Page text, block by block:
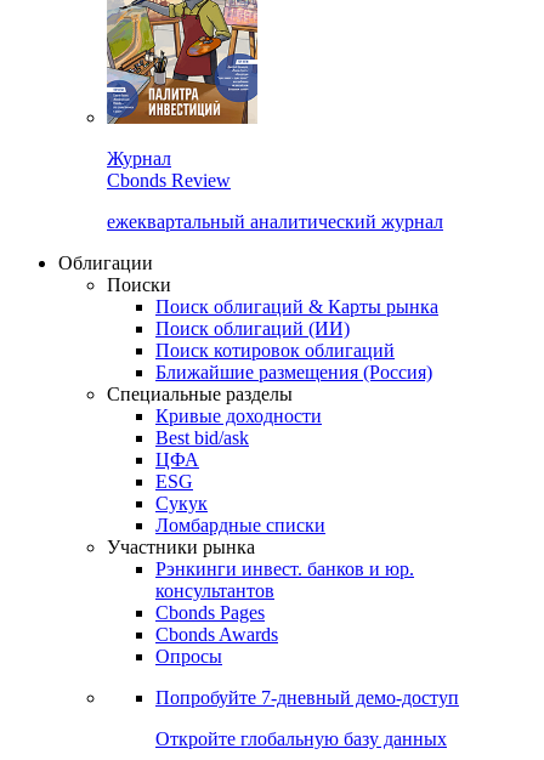
Cbonds Review
ежеквартальный аналитический журнал
Облигации
Поиски
Поиск облигаций & Карты рынка
Поиск облигаций (ИИ)
Поиск котировок облигаций
Ближайшие размещения (Россия)
Специальные разделы
Кривые доходности
Best bid/ask
ЦФА
ESG
Сукук
Ломбардные списки
Участники рынка
Рэнкинги инвест. банков и юр.
Cbonds Pages
Опросы